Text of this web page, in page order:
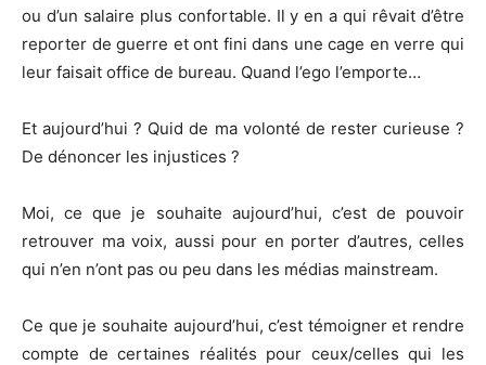
ou d’un salaire plus confortable. Il y en a qui rêvait d’être
reporter de guerre et ont fini dans une cage en verre qui
leur faisait office de bureau. Quand l’ego l’emporte…
Et aujourd’hui ? Quid de ma volonté de rester curieuse ?
De dénoncer les injustices ?
Moi, ce que je souhaite aujourd’hui, c’est de pouvoir
retrouver ma voix, aussi pour en porter d’autres, celles
qui n’en n’ont pas ou peu dans les médias mainstream.
Ce que je souhaite aujourd’hui, c’est témoigner et rendre
compte de certaines réalités pour ceux/celles qui les